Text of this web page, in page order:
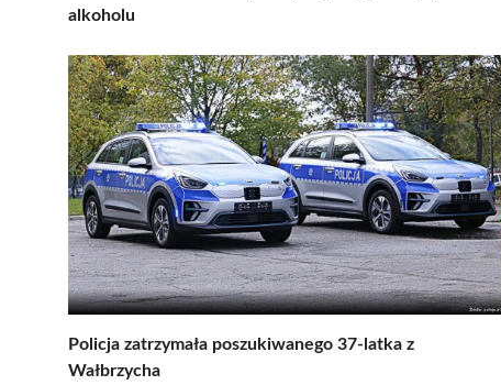
alkoholu
Policja zatrzymała poszukiwanego 37-latka z
Wałbrzycha